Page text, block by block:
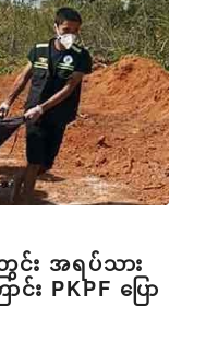
င်း အရပ်သား
း PKPF ပြော